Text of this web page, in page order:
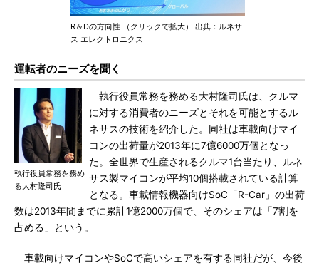
R＆Dの方向性 （クリックで拡大） 出典：ルネサ
ス エレクトロニクス
運転者のニーズを聞く
執行役員常務を務め
る大村隆司氏
執行役員常務を務める大村隆司氏は、クルマ
に対する消費者のニーズとそれを可能とするル
ネサスの技術を紹介した。同社は車載向けマイ
コンの出荷量が2013年に7億6000万個となっ
た。全世界で生産されるクルマ1台当たり、ルネ
サス製マイコンが平均10個搭載されている計算
となる。車載情報機器向けSoC「R-Car」の出荷
数は2013年間までに累計1億2000万個で、そのシェアは「7割を
占める」という。
車載向けマイコンやSoCで高いシェアを有する同社だが、今後